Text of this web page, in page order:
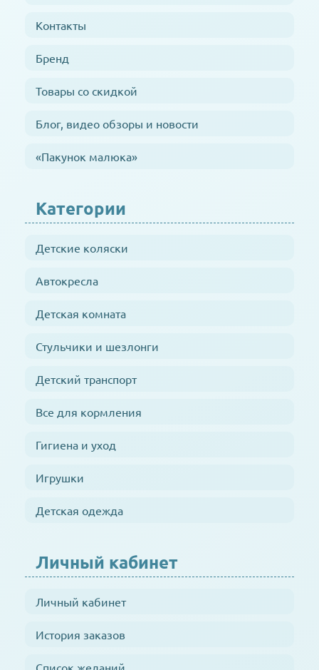
Контакты
Бренд
Товары со скидкой
Блог, видео обзоры и новости
«Пакунок малюка»
Категории
Детские коляски
Автокресла
Детская комната
Стульчики и шезлонги
Детский транспорт
Все для кормления
Гигиена и уход
Игрушки
Детская одежда
Личный кабинет
Личный кабинет
История заказов
Список желаний